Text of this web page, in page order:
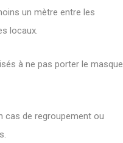
un mètre entre les
locaux.
à ne pas porter le masque
cas de regroupement ou